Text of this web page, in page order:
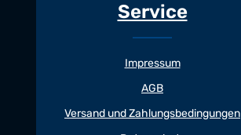
Service
Impressum
AGB
Versand und Zahlungsbedingungen